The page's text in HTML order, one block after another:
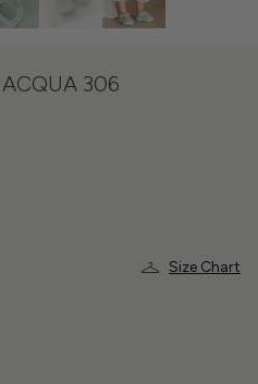
306
Size Chart